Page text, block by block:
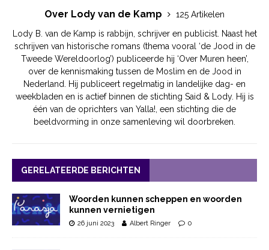
Over Lody van de Kamp
125 Artikelen
Lody B. van de Kamp is rabbijn, schrijver en publicist. Naast het
schrijven van historische romans (thema vooral ‘de Jood in de
Tweede Wereldoorlog’) publiceerde hij ‘Over Muren heen’,
over de kennismaking tussen de Moslim en de Jood in
Nederland. Hij publiceert regelmatig in landelijke dag- en
weekbladen en is actief binnen de stichting Said & Lody. Hij is
één van de oprichters van Yalla!, een stichting die de
beeldvorming in onze samenleving wil doorbreken.
GERELATEERDE BERICHTEN
Woorden kunnen scheppen en woorden
kunnen vernietigen
26 juni 2023 Albert Ringer 0